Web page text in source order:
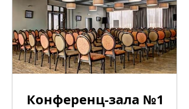
Конференц-зала №1